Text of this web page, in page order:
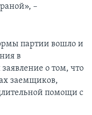
–
партии вошло и
в
о том, что
заемщиков,
помощи с